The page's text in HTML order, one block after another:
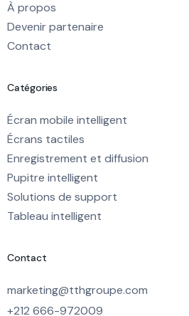
À propos
Devenir partenaire
Contact
Catégories
Écran mobile intelligent
Écrans tactiles
Enregistrement et diffusion
Pupitre intelligent
Solutions de support
Tableau intelligent
Contact
marketing@tthgroupe.com
+212 666-972009